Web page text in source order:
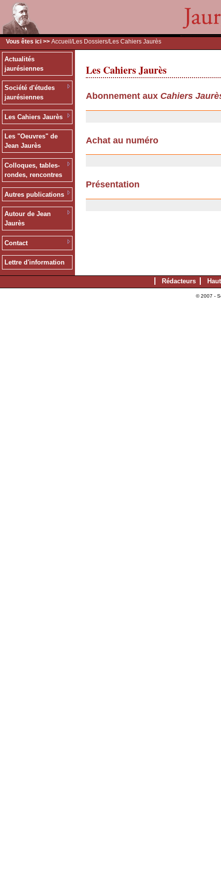
Vous êtes ici >> Accueil /Les Dossiers/Les Cahiers Jaurès
Actualités
jaurésiennes
Société d'études
jaurésiennes
Les Cahiers Jaurès
Les "Oeuvres" de
Jean Jaurès
Colloques, tables-
rondes, rencontres
Autres publications
Autour de Jean
Jaurès
Contact
Lettre d'information
Les Cahiers Jaurès
Abonnement aux Cahiers
Achat au numéro
Présentation
Rédacteurs
© 2007 -